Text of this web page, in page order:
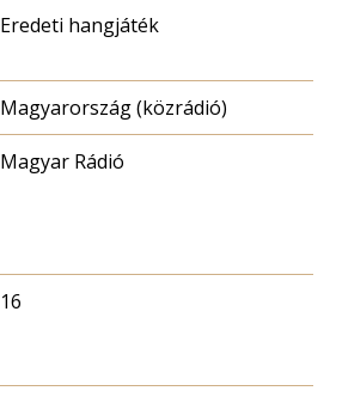
Eredeti hangjáték
Magyarország (közrádió)
Magyar Rádió
16